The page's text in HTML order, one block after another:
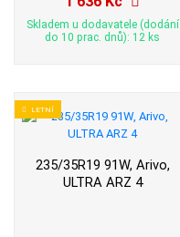
Skladem u dodavatele (dodání
do 10 prac. dnů): 12 ks
LETNÍ
235/35R19 91W, Arivo,
ULTRA ARZ 4